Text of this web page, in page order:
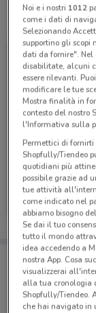
Tutte le
Caddy's
Scade il 18/08
Puoi
dal
Noi e i nostri 1012
come i dati di
Selezionando
supportino gli scopi
dati da fornire". Nel
disabilitate, alcuni
essere rilevanti.
modificare le tue
Mostra finalità in
contesto del nostro
l'Informativa sulla
Permettici di fornirti
Shopfully/Tiendeo
quotidiani più
possibile grazie ad
tue attività
come indicato nel
abbiamo bisogno
Se dai il tuo
tutto il mondo
idea accedendo a
nostra App. Cosa
visualizzerai
alla tua cronologia
Shopfully/Tiendeo.
che hai navigato in